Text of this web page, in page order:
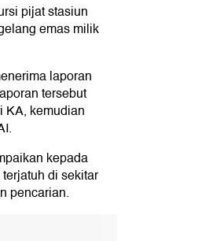
pijat stasiun
emas milik
laporan
tersebut
KA, kemudian
kepada
di sekitar
pencarian.